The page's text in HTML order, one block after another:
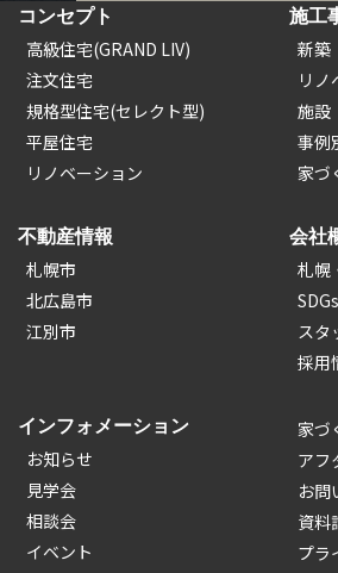
コンセプト
高級住宅(GRAND LIV)
注文住宅
規格型住宅(セレクト型)
平屋住宅
リノベーション
施工
新築
リノ
施設
事例
家づ
不動産情報
札幌市
北広島市
江別市
会社
札幌
スタ
採用
インフォメーション
お知らせ
見学会
相談会
イベント
家づ
アフ
お問
資料
プラ